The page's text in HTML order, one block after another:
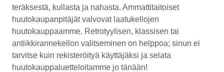
teräksestä, kullasta ja nahasta. Ammattitaitoiset
huutokaupanpitäjät valvovat laatukellojen
huutokauppaamme. Retrotyylisen, klassisen tai
antiikkirannekellon valitseminen on helppoa; sinun ei
tarvitse kuin rekisteröityä käyttäjäksi ja selata
huutokauppaluetteloitamme jo tänään!